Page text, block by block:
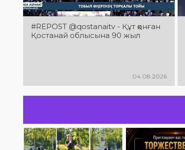
#REPOST @qostanaitv - Құт қонған
Қостанай облысына 90 жыл
04.08.2026